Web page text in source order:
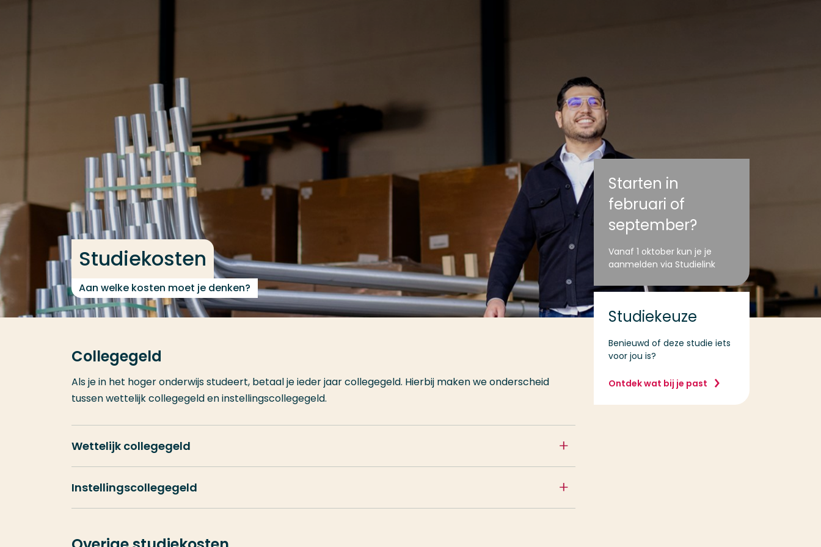
Studiekosten
Aan welke kosten moet je denken?
Starten in
februari of
september?
Vanaf 1 oktober kun je je
aanmelden via Studielink
Studiekeuze
Benieuwd of deze studie iets
voor jou is?
Ontdek wat bij je past
Collegegeld
Als je in het hoger onderwijs studeert, betaal je ieder jaar collegegeld. Hierbij maken we onderscheid
tussen wettelijk collegegeld en instellingscollegegeld.
Wettelijk collegegeld
Instellingscollegegeld
Opleiding
Contact